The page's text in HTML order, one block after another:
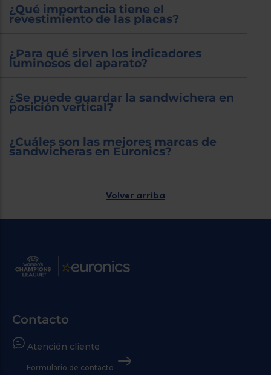
¿Qué importancia tiene el
revestimiento de las placas?
¿Para qué sirven los indicadores
luminosos del aparato?
¿Se puede guardar la sandwichera en
posición vertical?
¿Cuáles son las mejores marcas de
sandwicheras en Euronics?
Volver arriba
Contacto
Atención cliente
Formulario de contacto